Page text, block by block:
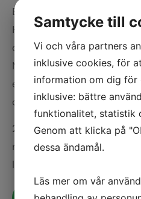
Europa och Japan, delat
HammerFall och
och radat upp guld- och
Med sina stora refränger,
explosiva scennärvaro
av den moderna glam-
2026 markerar starten på
musik, festivalspelningar
lovar äkta rock’n’roll.
Samtycke till
Vi och våra partners
inklusive cookies, för
information om dig för
inklusive: bättre
funktionalitet, statistik
Genom att klicka på
dessa ändamål.
Läs mer om vår